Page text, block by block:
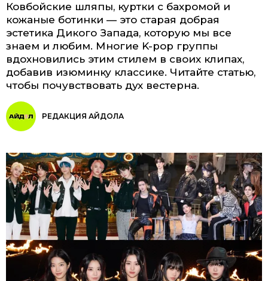
Ковбойские шляпы, куртки с бахромой и
кожаные ботинки — это старая добрая
эстетика Дикого Запада, которую мы все
знаем и любим. Многие K-pop группы
вдохновились этим стилем в своих клипах,
добавив изюминку классике. Читайте статью,
чтобы почувствовать дух вестерна.
РЕДАКЦИЯ АЙДОЛА